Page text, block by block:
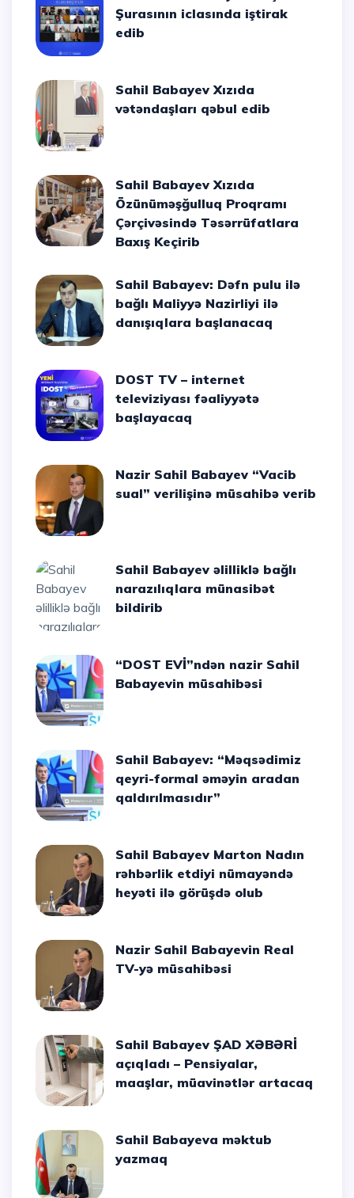
Şurasının iclasında iştirak
edib
Sahil Babayev Xızıda
vətəndaşları qəbul edib
Sahil Babayev Xızıda
Özünüməşğulluq Proqramı
Çərçivəsində Təsərrüfatlara
Baxış Keçirib
Sahil Babayev: Dəfn pulu ilə
bağlı Maliyyə Nazirliyi ilə
danışıqlara başlanacaq
DOST TV – internet
televiziyası fəaliyyətə
başlayacaq
Nazir Sahil Babayev “Vacib
sual” verilişinə müsahibə verib
Sahil Babayev əlilliklə bağlı
narazılıqlara münasibət
bildirib
“DOST EVİ”ndən nazir Sahil
Babayevin müsahibəsi
Sahil Babayev: “Məqsədimiz
qeyri-formal əməyin aradan
qaldırılmasıdır”
Sahil Babayev Marton Nadın
rəhbərlik etdiyi nümayəndə
heyəti ilə görüşdə olub
Nazir Sahil Babayevin Real
TV-yə müsahibəsi
Sahil Babayev ŞAD XƏBƏRİ
açıqladı – Pensiyalar,
maaşlar, müavinətlər artacaq
Sahil Babayeva məktub
yazmaq